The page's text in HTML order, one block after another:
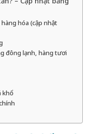
hóa (cập nhật
đông lạnh, hàng tươi
khổ